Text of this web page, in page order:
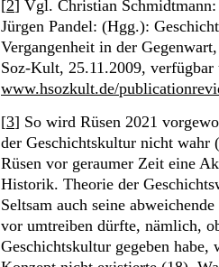
[2] Vgl. Christian
Jürgen Pandel: (Hgg.):
Vergangenheit in der
Soz-Kult, 25.11.2009, verfügbar
www.hsozkult.de/
[3] So wird Rüsen 2021
der Geschichtskultur nicht wahr
Rüsen vor geraumer Zeit eine
Historik. Theorie der
Seltsam auch seine
vor umtreiben dürfte, nämlich,
Geschichtskultur gegeben